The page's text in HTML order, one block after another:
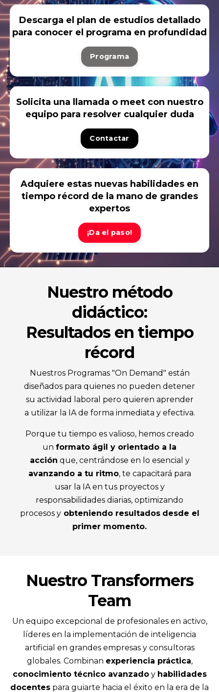
Descarga el plan de estudios detallado
para conocer el programa en profundidad
Programa
Solicita una llamada o meet con nuestro
equipo para resolver cualquier duda
Contactar
Adquiere estas nuevas habilidades en
tiempo récord de la mano de grandes
expertos
¡Da el paso!
Nuestro método
didáctico:
Resultados en tiempo
récord
Nuestros Programas "On Demand" están
diseñados para quienes no pueden detener
su actividad laboral pero quieren aprender
a utilizar la IA de forma inmediata y efectiva.
Porque tu tiempo es valioso, hemos creado
un formato ágil y orientado a la
acción que, centrándose en lo esencial y
avanzando a tu ritmo, te capacitará para
usar la IA en tus proyectos y
responsabilidades diarias, optimizando
procesos yobteniendo resultados desde el
primer momento.
Nuestro Transformers
Team
Un equipo excepcional de profesionales en activo,
líderes en la implementación de inteligencia
artificial en grandes empresas y consultoras
globales. Combinan experiencia práctica,
conocimiento técnico avanzadoy habilidades
docentes para guiarte hacia el éxito en la era de la